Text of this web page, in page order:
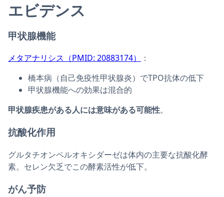
エビデンス
甲状腺機能
メタアナリシス（PMID: 20883174）
：
橋本病（自己免疫性甲状腺炎）でTPO抗体の低下
甲状腺機能への効果は混合的
甲状腺疾患がある人には意味がある可能性。
抗酸化作用
グルタチオンペルオキシダーゼは体内の主要な抗酸化酵
素。セレン欠乏でこの酵素活性が低下。
がん予防